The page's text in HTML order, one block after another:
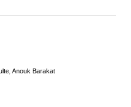
Anouk Barakat